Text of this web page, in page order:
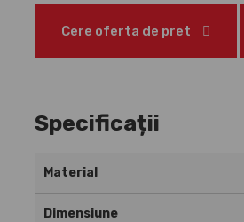
Cere oferta de pret
Specificații
Material
Dimensiune